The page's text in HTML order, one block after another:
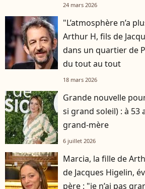
24 mars 2026
"L’atmosphère n’a
Arthur H, fils de
dans un quartier de
du tout au tout
18 mars 2026
Grande nouvelle
si grand soleil) : à 53
grand-mère
6 juillet 2026
Marcia, la fille de
de Jacques Higelin,
père : "je n’ai pas